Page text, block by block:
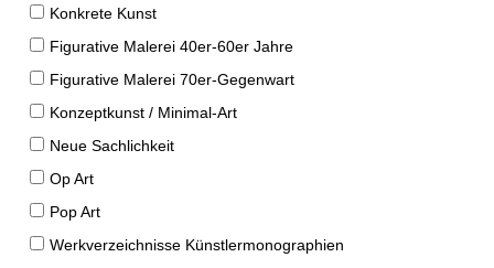
Konkrete Kunst
Figurative Malerei 40er-60er Jahre
Figurative Malerei 70er-Gegenwart
Konzeptkunst / Minimal-Art
Neue Sachlichkeit
Op Art
Pop Art
Werkverzeichnisse Künstlermonographien